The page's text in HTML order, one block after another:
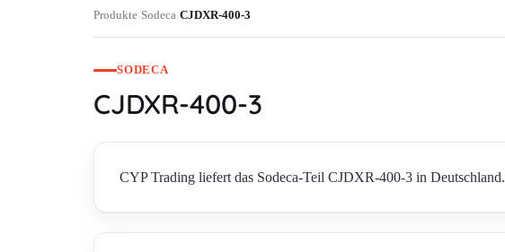
Produkte›Sodeca›CJDXR-400-3
SODECA
CJDXR-400-3
CYP Trading liefert das Sodeca-Teil CJDXR-400-3 in